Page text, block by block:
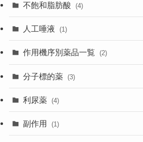
不飽和脂肪酸 (4)
人工唾液 (1)
作用機序別薬品一覧 (2)
分子標的薬 (3)
利尿薬 (4)
副作用 (1)